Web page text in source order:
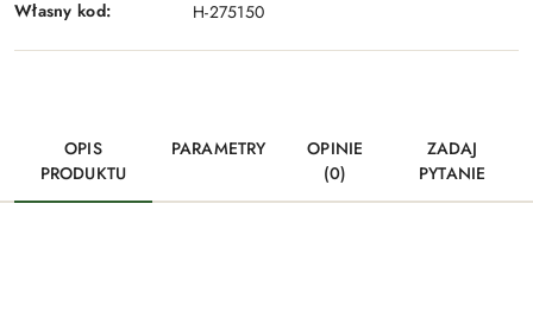
Własny kod: H-275150
OPIS
PRODUKTU
PARAMETRY
OPINIE
(0)
ZADAJ
PYTANIE